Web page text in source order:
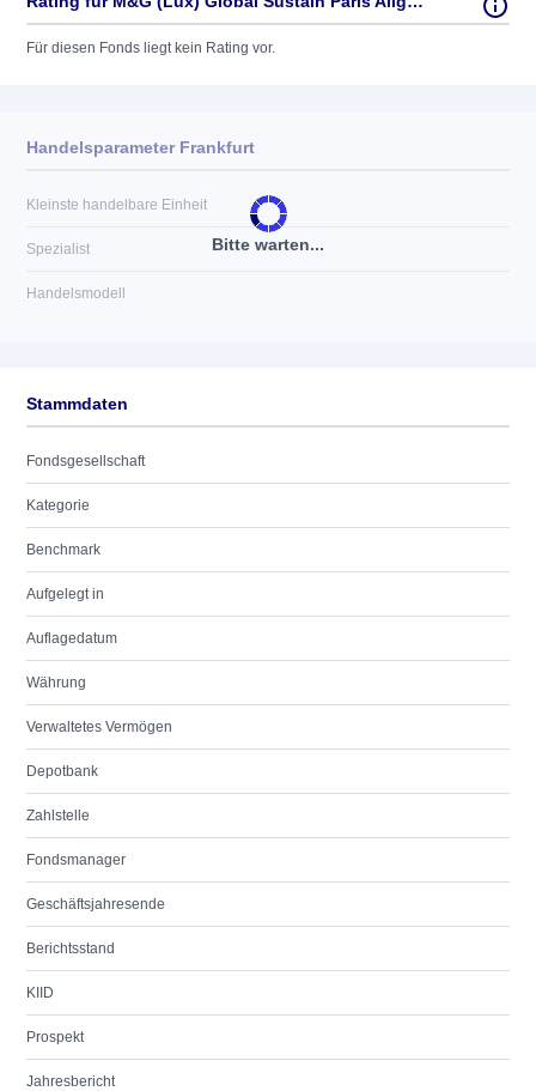
Für diesen Fonds liegt kein Rating vor.
Bitte warten...
Handelsparameter Frankfurt
Kleinste handelbare Einheit
Spezialist
Handelsmodell
Stammdaten
Fondsgesellschaft
Kategorie
Benchmark
Aufgelegt in
Auflagedatum
Währung
Verwaltetes Vermögen
Depotbank
Zahlstelle
Fondsmanager
Geschäftsjahresende
Berichtsstand
KIID
Prospekt
Jahresbericht